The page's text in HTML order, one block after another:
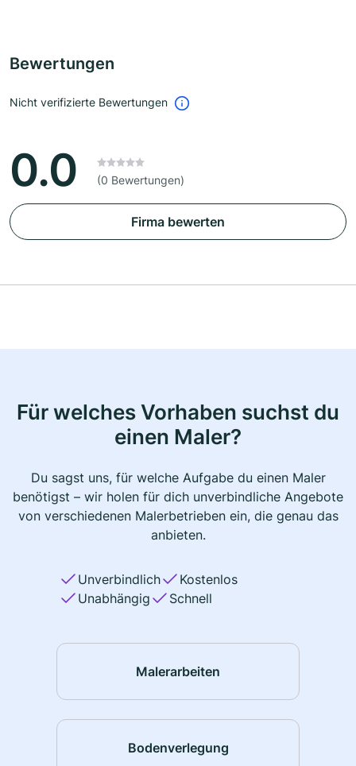
Bewertungen
Nicht verifizierte Bewertungen
0.0 (0 Bewertungen)
Firma bewerten
Für welches Vorhaben suchst du
einen Maler?
Du sagst uns, für welche Aufgabe du einen Maler
benötigst – wir holen für dich unverbindliche Angebote
von verschiedenen Malerbetrieben ein, die genau das
anbieten.
Unverbindlich
Kostenlos
Unabhängig
Schnell
Malerarbeiten
Bodenverlegung